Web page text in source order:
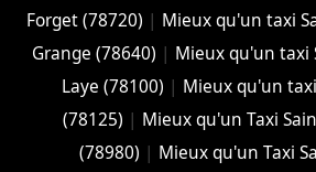
Forget (78720) | Mieux qu'un taxi
Grange (78640) | Mieux qu'un taxi
Laye (78100) | Mieux qu'un
(78125) | Mieux qu'un Taxi
(78980) | Mieux qu'un Taxi